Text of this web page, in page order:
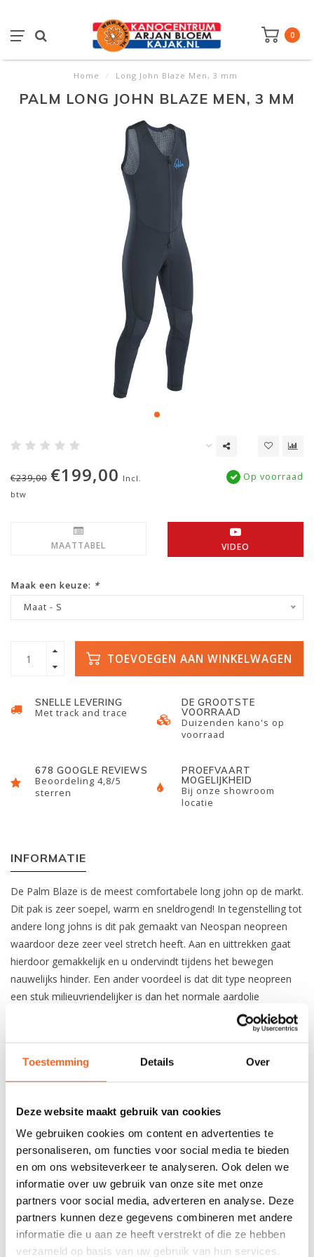
Toestemming Details Over
Deze website maakt gebruik van cookies
We gebruiken cookies om content en advertenties te
personaliseren, om functies voor social media te bieden
en om ons websiteverkeer te analyseren. Ook delen we
informatie over uw gebruik van onze site met onze
partners voor social media, adverteren en analyse. Deze
partners kunnen deze gegevens combineren met andere
informatie die u aan ze heeft verstrekt of die ze hebben
verzameld op basis van uw gebruik van hun services.
0
Home / Long John Blaze Men, 3 mm
PALM LONG JOHN BLAZE MEN, 3 MM
€239,00 €199,00 Incl.
btw
Op voorraad
MAATTABEL VIDEO
Maak een keuze: *
Maat - S
TOEVOEGEN AAN WINKELWAGEN
SNELLE LEVERING
Met track and trace
DE GROOTSTE
VOORRAAD
Duizenden kano's op
voorraad
678 GOOGLE REVIEWS
Beoordeling 4,8/5
sterren
PROEFVAART
MOGELIJKHEID
Bij onze showroom
locatie
INFORMATIE
De Palm Blaze is de meest comfortabele long john op de markt.
Dit pak is zeer soepel, warm en sneldrogend! In tegenstelling tot
andere long johns is dit pak gemaakt van Neospan neopreen
waardoor deze zeer veel stretch heeft. Aan en uittrekken gaat
hierdoor gemakkelijk en u ondervindt tijdens het bewegen
nauwelijks hinder. Een ander voordeel is dat dit type neopreen
een stuk milieuvriendelijker is dan het normale aardolie
3 mm CR Neospan neoprene
GlideSkin neopreen
Nog niet gewaardeerd
0 sterren op basis van 0 beoordelingen
JE BEOORDELING TOEVOEGEN